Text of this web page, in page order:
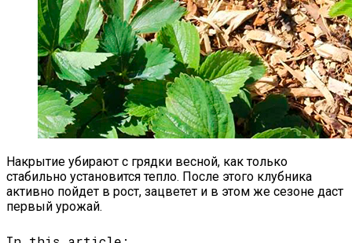
Накрытие убирают с грядки весной, как только
стабильно установится тепло. После этого клубника
активно пойдет в рост, зацветет и в этом же сезоне даст
первый урожай.